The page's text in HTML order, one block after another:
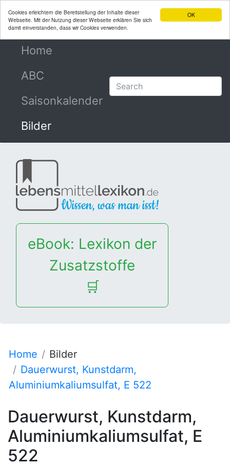
OK
Cookies erleichtern die Bereitstellung der Inhalte dieser
Webseite. Mit der Nutzung dieser Webseite erklären Sie sich
damit einverstanden, dass wir Cookies verwenden.
Home
ABC
Saisonkalender
Bilder
eBook: Lexikon der
Zusatzstoffe
🛒
Home
Bilder
Dauerwurst, Kunstdarm,
Aluminiumkaliumsulfat, E 522
Dauerwurst, Kunstdarm,
Aluminiumkaliumsulfat, E
522